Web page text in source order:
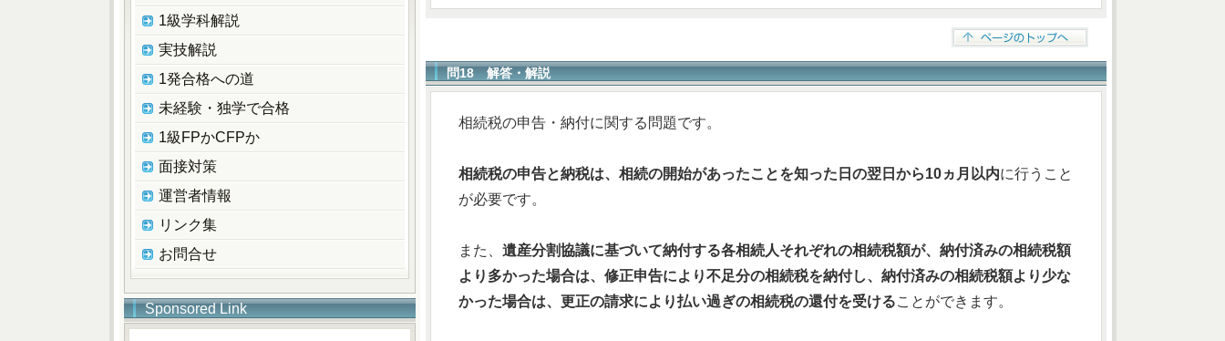
問18 解答・解説
相続税の申告・納付に関する問題です。
相続税の申告と納税は、相続の開始があったことを知った日の翌日から10ヵ月以内に行うこと
が必要です。
また、 遺産分割協議に基づいて納付する各相続人それぞれの相続税額が、納付済みの相続税額
より多かった場合は、修正申告により不足分の相続税を納付し、納付済みの相続税額より少な
かった場合は、更正の請求により払い過ぎの相続税の還付を受けることができます。
1級学科解説
実技解説
1発合格への道
未経験・独学で合格
1級FPかCFPか
面接対策
運営者情報
リンク集
お問合せ
Sponsored Link